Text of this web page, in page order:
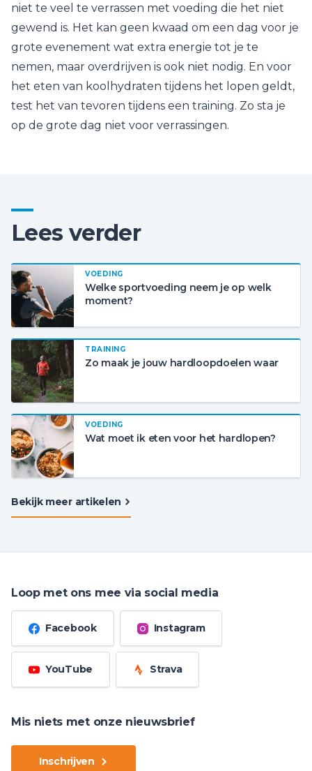
niet te veel te verrassen met voeding die het niet
gewend is. Het kan geen kwaad om een dag voor je
grote evenement wat extra energie tot je te
nemen, maar overdrijven is ook niet nodig. En voor
het eten van koolhydraten tijdens het lopen geldt,
test het van tevoren tijdens een training. Zo sta je
op de grote dag niet voor verrassingen.
Lees verder
VOEDING
Welke sportvoeding neem je op welk
moment?
TRAINING
Zo maak je jouw hardloopdoelen waar
VOEDING
Wat moet ik eten voor het hardlopen?
Bekijk meer artikelen
Loop met ons mee via social media
Facebook Instagram
YouTube Strava
Mis niets met onze nieuwsbrief
Inschrijven